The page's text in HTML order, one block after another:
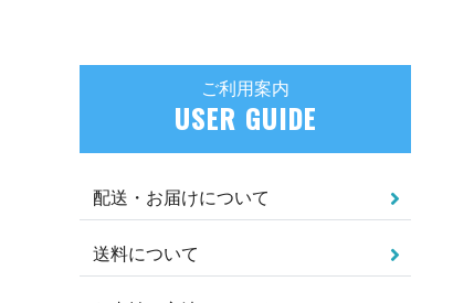
ご利用案内
USER GUIDE
配送・お届けについて
送料について